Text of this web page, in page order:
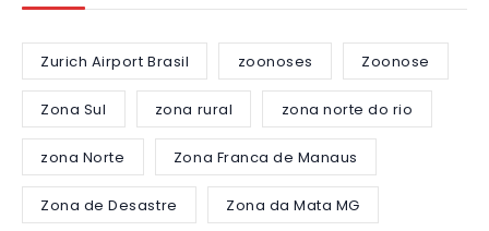
Zurich Airport Brasil zoonoses Zoonose
Zona Sul zona rural zona norte do rio
zona Norte Zona Franca de Manaus
Zona de Desastre Zona da Mata MG